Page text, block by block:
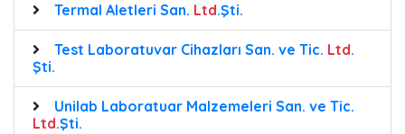
Termal Aletleri San. Ltd.Şti.
Test Laboratuvar Cihazları San. ve Tic. Ltd.
Şti.
Unilab Laboratuar Malzemeleri San. ve Tic.
Ltd.Şti.